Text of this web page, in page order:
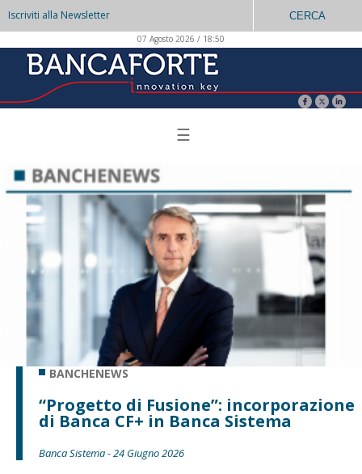
Iscriviti alla Newsletter CERCA
07 Agosto 2026 / 18:50
☰
BANCHENEWS
“Progetto di Fusione”: incorporazione
di Banca CF+ in Banca Sistema
Banca Sistema - 24 Giugno 2026